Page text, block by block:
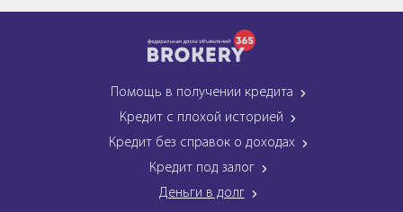
Помощь в получении кредита
Кредит с плохой историей
Кредит без справок о доходах
Кредит под залог
Деньги в долг